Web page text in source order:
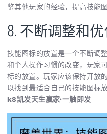
鉴其他玩家的经验，提高技能
8. 不断调整和
技能图标的放置是一个不断调
和个人操作习惯的改变，玩家
标的放置。玩家应该保持开放
以找到最适合自己的技能图标
k8凯发天生赢家·一触即发